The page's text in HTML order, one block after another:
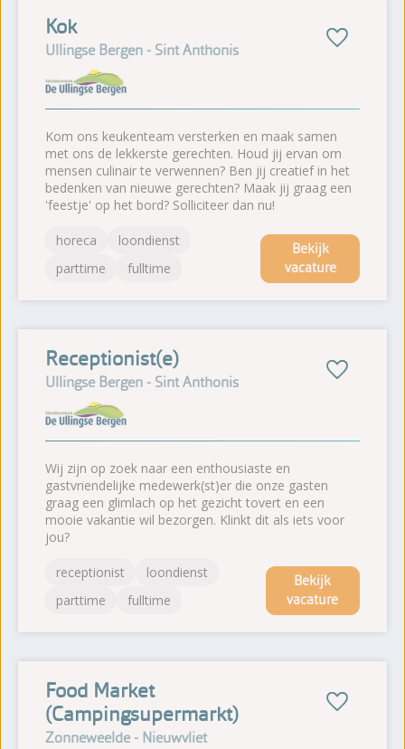
Kok
Ullingse Bergen - Sint Anthonis
Kom ons keukenteam versterken en maak samen
met ons de lekkerste gerechten. Houd jij ervan om
mensen culinair te verwennen? Ben jij creatief in het
bedenken van nieuwe gerechten? Maak jij graag een
'feestje' op het bord? Solliciteer dan nu!
horeca
loondienst
parttime
fulltime
Bekijk
vacature
Receptionist(e)
Ullingse Bergen - Sint Anthonis
Wij zijn op zoek naar een enthousiaste en
gastvriendelijke medewerk(st)er die onze gasten
graag een glimlach op het gezicht tovert en een
mooie vakantie wil bezorgen. Klinkt dit als iets voor
jou?
receptionist
loondienst
parttime
fulltime
Bekijk
vacature
Food Market
(Campingsupermarkt)
Zonneweelde - Nieuwvliet